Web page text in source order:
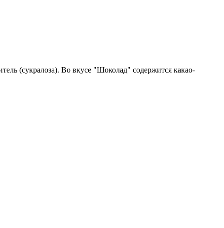
(сукралоза). Во вкусе "Шоколад" содержится какао-